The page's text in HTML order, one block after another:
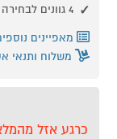
4 גוונים לבחירה
מאפיינים
משלוח ותנאי
כרגע אזל